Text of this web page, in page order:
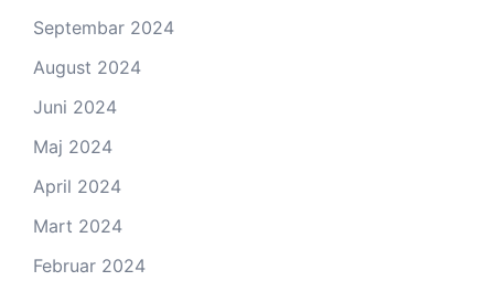
Septembar 2024
August 2024
Juni 2024
Maj 2024
April 2024
Mart 2024
Februar 2024